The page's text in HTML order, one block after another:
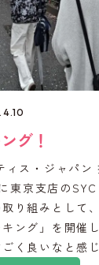
グ！
ィス・ジャパン
京支店のSYC
り組みとして
ング」を開催
く良いなと感